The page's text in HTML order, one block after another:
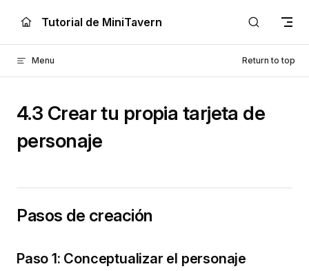
Skip to content
Tutorial de MiniTavern
Menu Return to top
4.3 Crear tu propia tarjeta de
personaje
Pasos de creación
Paso 1: Conceptualizar el personaje